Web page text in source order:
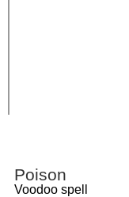
Poison
Voodoo spell